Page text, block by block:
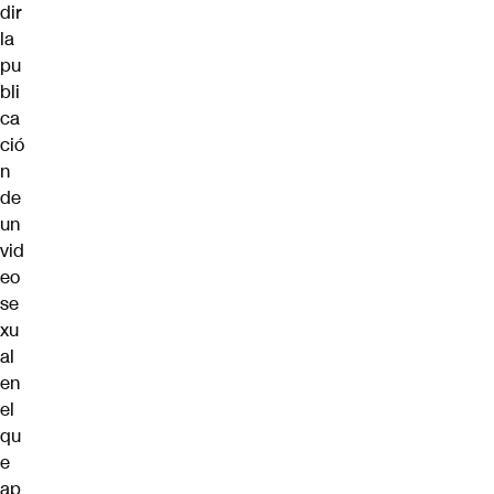
dir
la
pu
bli
ca
ció
n
de
un
vid
eo
se
xu
al
en
el
qu
e
ap